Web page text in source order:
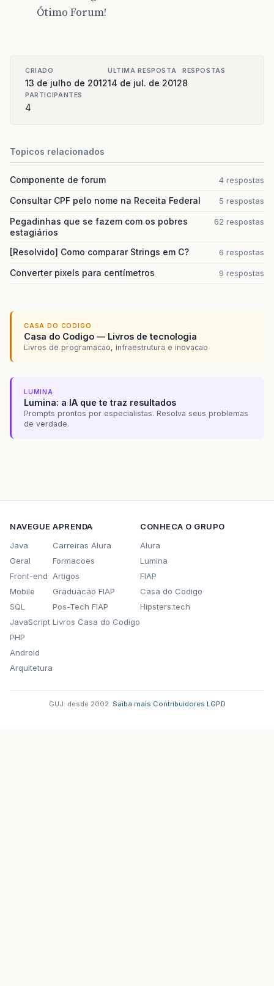
Ótimo Forum!
CRIADO
13 de julho de 2012
ULTIMA RESPOSTA
14 de jul. de 2012
RESPOSTAS
8
PARTICIPANTES
4
Topicos relacionados
Componente de forum 4 respostas
Consultar CPF pelo nome na Receita Federal 5 respostas
Pegadinhas que se fazem com os pobres
estagiários
62 respostas
[Resolvido] Como comparar Strings em C? 6 respostas
Converter pixels para centímetros 9 respostas
CASA DO CODIGO
Casa do Codigo — Livros de tecnologia
Livros de programacao, infraestrutura e inovacao
LUMINA
Lumina: a IA que te traz resultados
Prompts prontos por especialistas. Resolva seus problemas
de verdade.
NAVEGUE
Java
Geral
Front-end
Mobile
SQL
JavaScript
PHP
Android
Arquitetura
APRENDA
Carreiras Alura
Formacoes
Artigos
Graduacao FIAP
Pos-Tech FIAP
Livros Casa do Codigo
CONHECA O GRUPO
Alura
Lumina
FIAP
Casa do Codigo
Hipsters.tech
GUJ: desde 2002. Saiba mais Contribuidores LGPD